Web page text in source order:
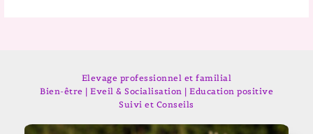
Elevage professionnel et familial
Bien-être | Eveil & Socialisation | Education positive
Suivi et Conseils